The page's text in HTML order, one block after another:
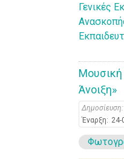
Γενικές
Μουσική
Άνοιξη»
Δημοσίευση:
Έναρξη: 24-